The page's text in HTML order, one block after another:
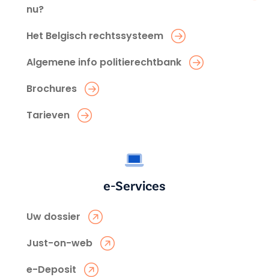
nu?
Het Belgisch rechtssysteem
Algemene info politierechtbank
Brochures
Tarieven
e-Services
Uw dossier
Just-on-web
e-Deposit